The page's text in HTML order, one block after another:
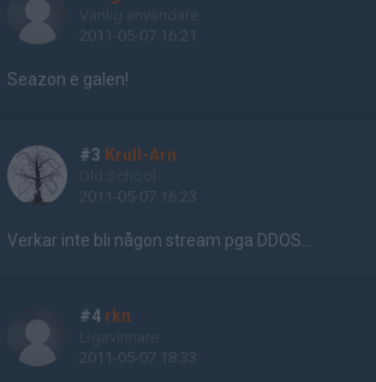
2011-05-07 16:21
Seazon e galen!
#3 Krull-Arn
2011-05-07 16:23
Verkar inte bli någon stream pga DDOS...
#4 rkn
2011-05-07 18:33